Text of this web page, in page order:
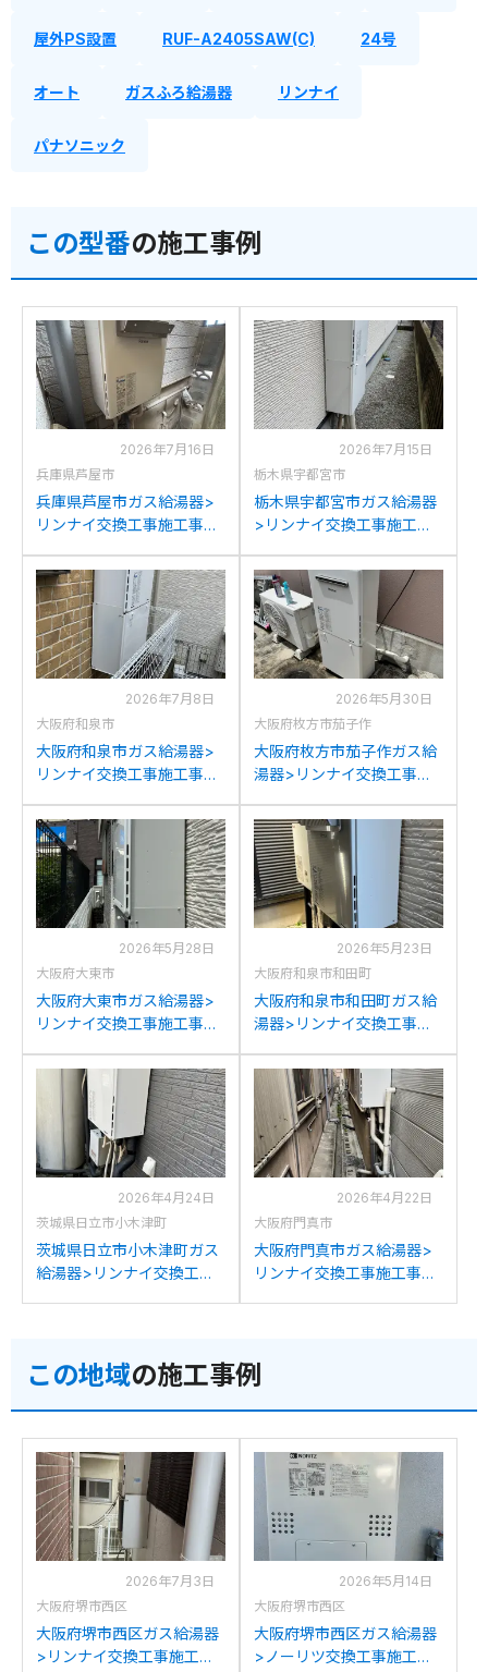
屋外PS設置 RUF-A2405SAW(C) 24号
オート ガスふろ給湯器 リンナイ
パナソニック
この型番の施工事例
2026年7月16日
兵庫県芦屋市
兵庫県芦屋市ガス給湯器>
リンナイ交換工事施工事
らリンナイRUF-
A2405SAW(C)への交換
2026年7月15日
栃木県宇都宮市
栃木県宇都宮市ガス給湯器
>リンナイ交換工事施工事
A2400SAWからリンナイ
RUF-A2405SAW(C)への交
換
2026年7月8日
大阪府和泉市
大阪府和泉市ガス給湯器>
リンナイ交換工事施工事
A2400SAWからリンナイ
RUF-A2405SAW(C)への交
換
2026年5月30日
大阪府枚方市茄子作
大阪府枚方市茄子作ガス給
湯器>リンナイ交換工事施
A2400SAW(A)からリンナ
イRUF-A2405SAW(C)への
交換
2026年5月28日
大阪府大東市
大阪府大東市ガス給湯器>
リンナイ交換工事施工事
A2400SAW2-3からリンナ
イRUF-A2405SAW(C)への
交換
2026年5月23日
大阪府和泉市和田町
大阪府和泉市和田町ガス給
湯器>リンナイ交換工事施
2422SAWXからリンナイ
RUF-A2405SAW(C)への交
換
2026年4月24日
茨城県日立市小木津町
茨城県日立市小木津町ガス
給湯器>リンナイ交換工事
交換
2026年4月22日
大阪府門真市
大阪府門真市ガス給湯器>
リンナイ交換工事施工事
換
この地域の施工事例
2026年7月3日
大阪府堺市西区
大阪府堺市西区ガス給湯器
>リンナイ交換工事施工事
2026年5月14日
大阪府堺市西区
大阪府堺市西区ガス給湯器
>ノーリツ交換工事施工事